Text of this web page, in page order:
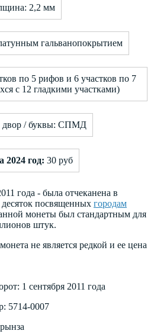
2,2 мм
гальванопокрытием
по 5 рифов и 6 участков по 7
с 12 гладкими участками)
/ буквы: СПМД
2024 год: 30 руб
года - была отчеканена в
посвященных городам
монеты был стандартным для
штук.
не является редкой и ее цена
1 сентября 2011 года
5714-0007